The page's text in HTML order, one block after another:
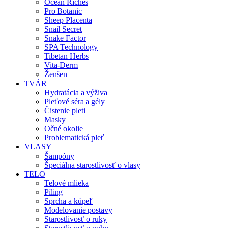
Ocean Riches
Pro Botanic
Sheep Placenta
Snail Secret
Snake Factor
SPA Technology
Tibetan Herbs
Vita-Derm
Ženšen
TVÁR
Hydratácia a výživa
Pleťové séra a gély
Čistenie pleti
Masky
Očné okolie
Problematická pleť
VLASY
Šampóny
Špeciálna starostlivosť o vlasy
TELO
Telové mlieka
Píling
Sprcha a kúpeľ
Modelovanie postavy
Starostlivosť o ruky